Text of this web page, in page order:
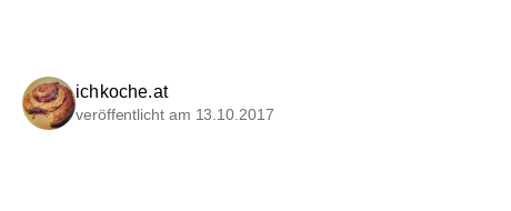
ichkoche.at
veröffentlicht am 13.10.2017